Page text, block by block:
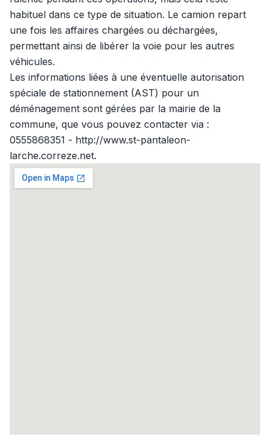
habituel dans ce type de situation. Le camion repart
une fois les affaires chargées ou déchargées,
permettant ainsi de libérer la voie pour les autres
véhicules.
Les informations liées à une éventuelle autorisation
spéciale de stationnement (AST) pour un
déménagement sont gérées par la mairie de la
commune, que vous pouvez contacter via :
0555868351 - http://www.st-pantaleon-
larche.correze.net.